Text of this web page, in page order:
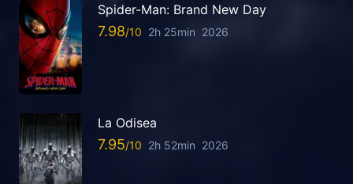
Spider-Man: Brand New Day
7.98 2h 25min 2026
La Odisea
7.95 2h 52min 2026